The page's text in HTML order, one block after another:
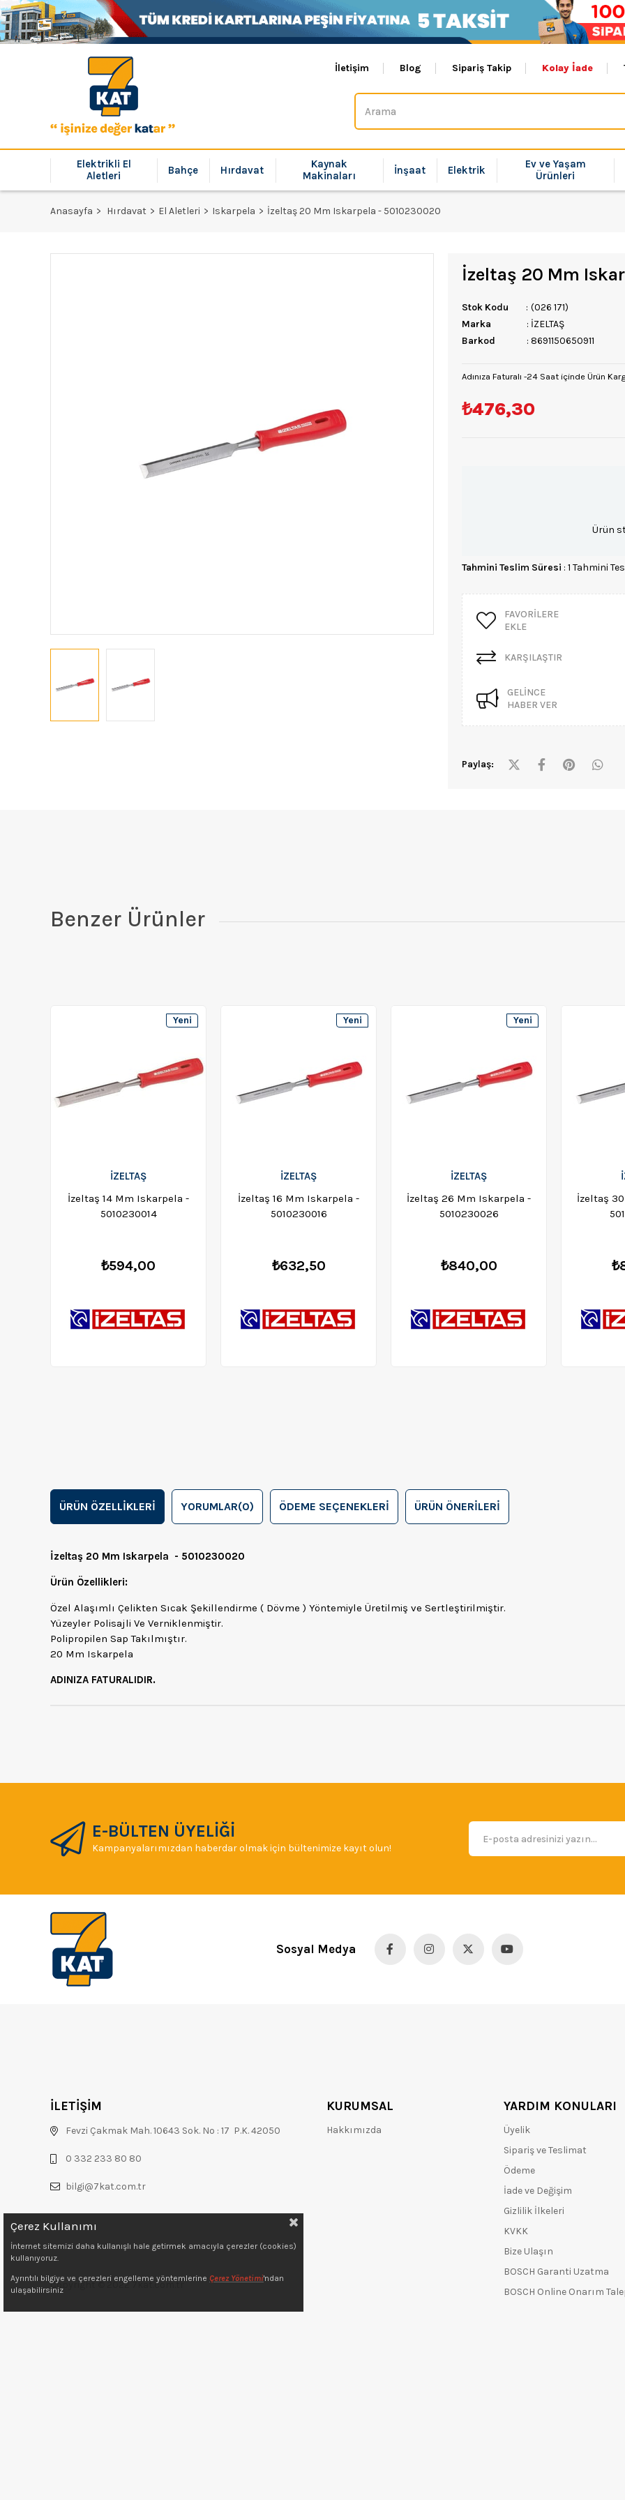
İletişim Blog Sipariş Takip Kolay İade
Elektrikli El
Aletleri
Bahçe Hırdavat
Kaynak
Makinaları
İnşaat Elektrik
Ev ve Yaşam
Ürünleri
Anasayfa Hırdavat El Aletleri Iskarpela İzeltaş 20 Mm Iskarpela - 5010230020
İzeltaş 20 Mm
Stok Kodu
(026 171)
Marka
: İZELTAŞ
Barkod
: 8691150650911
Adınıza Faturalı -24 Saat içinde Ürün
₺476,30
Ürün
Tahmini Teslim Süresi : 1 Tahmini
FAVORILERE
EKLE
KARŞILAŞTIR
GELINCE
HABER VER
Paylaş:
Benzer Ürünler
İZELTAŞ
İzeltaş 14 Mm Iskarpela -
5010230014
₺594,00
Yeni
İZELTAŞ
İzeltaş 16 Mm Iskarpela -
5010230016
₺632,50
Yeni
İZELTAŞ
İzeltaş 26 Mm Iskarpela -
5010230026
₺840,00
Yeni
İzeltaş
ÜRÜN ÖZELLIKLERI YORUMLAR(0) ÖDEME SEÇENEKLERI ÜRÜN ÖNERILERI
İzeltaş 20 Mm Iskarpela - 5010230020
Ürün Özellikleri:
Özel Alaşımlı Çelikten Sıcak Şekillendirme ( Dövme ) Yöntemiyle Üretilmiş ve Sertleştirilmiştir.
Yüzeyler Polisajli Ve Verniklenmiştir.
Polipropilen Sap Takılmıştır.
20 Mm Iskarpela
ADINIZA FATURALIDIR.
E-BÜLTEN ÜYELİĞİ
Kampanyalarımızdan haberdar olmak için bültenimize kayıt olun!
Sosyal Medya
İLETİŞİM
Fevzi Çakmak Mah. 10643 Sok. No : 17 P.K. 42050
0 332 233 80 80
bilgi@7kat.com.tr
Copyright © 2022 7kat.com.tr
KURUMSAL
Hakkımızda
YARDIM KONULARI
Üyelik
Sipariş ve Teslimat
Ödeme
İade ve Değişim
Gizlilik İlkeleri
KVKK
Bize Ulaşın
BOSCH Garanti Uzatma
BOSCH Online Onarım
Çerez Kullanımı
İnternet sitemizi daha kullanışlı hale getirmek amacıyla çerezler (cookies)
kullanıyoruz.
Ayrıntılı bilgiye ve çerezleri engelleme yöntemlerine Çerez Yönetimi'ndan
ulaşabilirsiniz